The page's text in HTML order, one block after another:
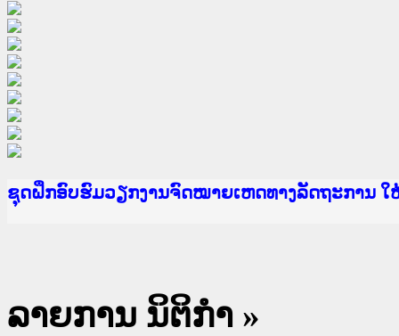
Ministry of Justice Lao PDR
ເຜີຍແຜ່ວັບໄຊຈົດໝາຍເຫດທາງລັດຖະການ ແລະ ແອັ
ກະຊວງຍຸຕິທຳ
ຊຸດຝຶກອົບຮົມວຽກງານຈົດໝາຍເຫດທາງລັດຖະການ
ກອງປະຊຸມທົບທວນຄືນການຈັດຕັ້ງປະຕິບັດວຽກງານຈົ
ຝຶກອົບຮົມ ຜູ່ປະສານງານວຽກງານຈົດໝາຍເຫດທາງລັ
ຝຶກອົບຮົມ ຜູ່ປະສານງານວຽກງານຈົດໝາຍເຫດທາງລັ
ເຜີຍແຜ່ແອັບກົດໝາຍລາວ ແລະ ເວັບໄຊຈົດໝາຍເຫດ
ເຜີຍແຜ່ແອັບກົດໝາຍລາວ ແລະ ເວັບໄຊຈົດໝາຍເຫດ
ຍົກລະດັບວຽກງານຈົດໝາຍເຫດທາງລັດຖະການໃຫ້ຜູ້
ຊຸດຝຶກອົບຮົມວຽກງານຈົດໝາຍເຫດທາງລັດຖະການ ໃ
ລາຍການ ນິຕິກໍາ »